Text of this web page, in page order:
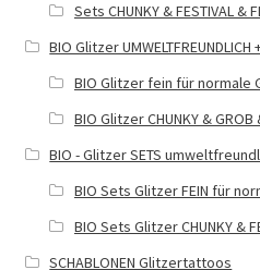
Sets CHUNKY & FESTIVAL &
BIO Glitzer
BIO Glitzer fein für normale
BIO Glitzer CHUNKY & GROB
BIO - Glitzer SETS
BIO Sets Glitzer FEIN für
BIO Sets Glitzer CHUNKY &
SCHABLONEN Glitzertattoos